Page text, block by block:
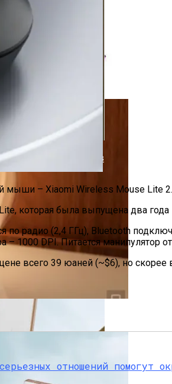
И Портативные
От Кредитов
мыши – Xiaomi Wireless Mouse Lite
, которая была выпущена два
по радио (2,4 ГГц), Bluetooth
1000 DPI. Питается манипулятор
всего 39 юаней (~$6), но